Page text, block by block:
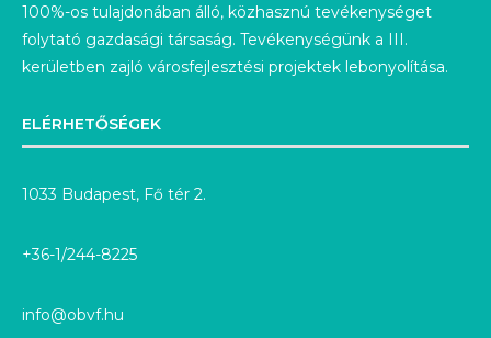
100%-os tulajdonában álló, közhasznú tevékenységet
folytató gazdasági társaság. Tevékenységünk a III.
kerületben zajló városfejlesztési projektek lebonyolítása.
ELÉRHETŐSÉGEK
1033 Budapest, Fő tér 2.
+36-1/244-8225
info@obvf.hu